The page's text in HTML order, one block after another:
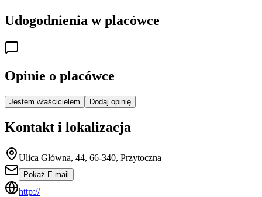
Udogodnienia w placówce
Opinie o placówce
Jestem właścicielem Dodaj opinię
Kontakt i lokalizacja
Ulica Główna, 44, 66-340, Przytoczna
Pokaż E-mail
http://